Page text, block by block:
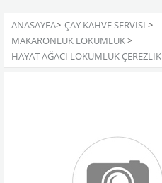
ANASAYFA> ÇAY KAHVE SERVISI >
MAKARONLUK LOKUMLUK>
HAYAT AĞACI LOKUMLUK ÇEREZLIK